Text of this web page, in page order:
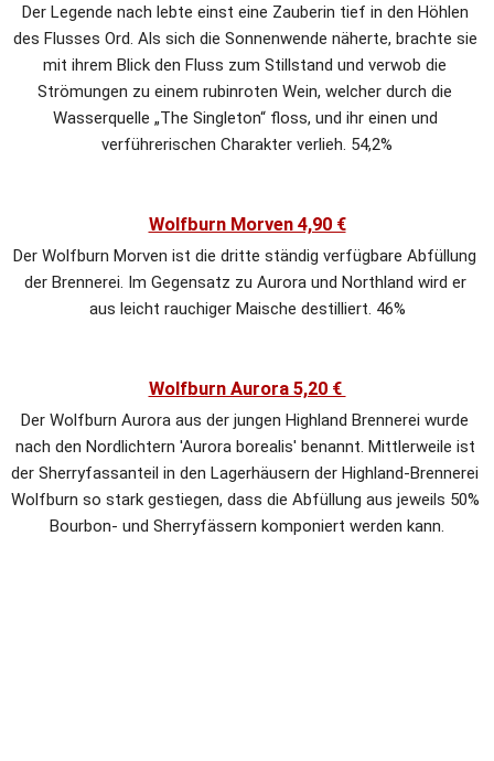
Der Legende nach lebte einst eine Zauberin tief in den Höhlen
des Flusses Ord. Als sich die Sonnenwende näherte, brachte sie
mit ihrem Blick den Fluss zum Stillstand und verwob die
Strömungen zu einem rubinroten Wein, welcher durch die
Wasserquelle „The Singleton“ floss, und ihr einen und
verführerischen Charakter verlieh. 54,2%
Wolfburn Morven 4,90 €
Der Wolfburn Morven ist die dritte ständig verfügbare Abfüllung
der Brennerei. Im Gegensatz zu Aurora und Northland wird er
aus leicht rauchiger Maische destilliert. 46%
Wolfburn Aurora 5,20 €
Der Wolfburn Aurora aus der jungen Highland Brennerei wurde
nach den Nordlichtern 'Aurora borealis' benannt. Mittlerweile ist
der Sherryfassanteil in den Lagerhäusern der Highland-Brennerei
Wolfburn so stark gestiegen, dass die Abfüllung aus jeweils 50%
Bourbon- und Sherryfässern komponiert werden kann.